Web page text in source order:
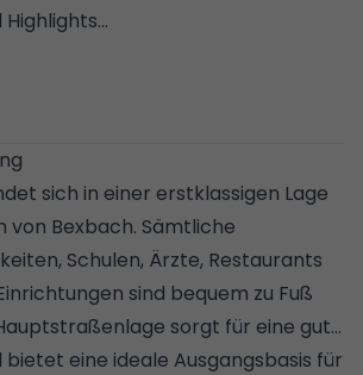
und Geschäftshaus mit
mit fußläufiger Anbindung an alle
gewerbliche oder
Nutzung
PKW sowie weitere Stellplätze im
sich in einer erstklassigen Lage
Bexbach. Sämtliche
Schulen, Ärzte, Restaurants
sind bequem zu Fuß
sorgt für eine gute
eine ideale Ausgangsbasis für